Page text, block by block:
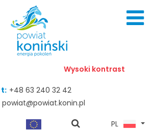
Wysoki kontrast
t: +48 63 240 32 42
powiat@powiat.konin.pl
pokaż
PL